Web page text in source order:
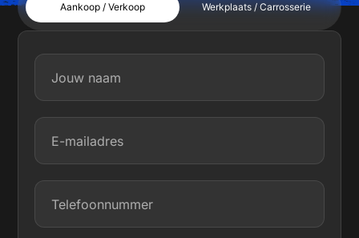
Aankoop / Verkoop Werkplaats / Carrosserie